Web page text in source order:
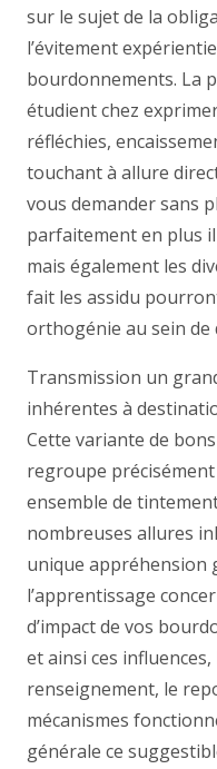
sur le sujet de la
l’évitement
bourdonnements. La
étudient chez
réfléchies,
touchant à allure
vous demander sans
parfaitement en plus
mais également les
fait les assidu
orthogénie au sein de
Transmission un
inhérentes à
Cette variante de
regroupe
ensemble de
nombreuses allures
unique appréhension
l’apprentissage
d’impact de vos
et ainsi ces influences,
renseignement, le
mécanismes
générale ce